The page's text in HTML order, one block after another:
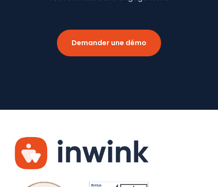
Demander une démo